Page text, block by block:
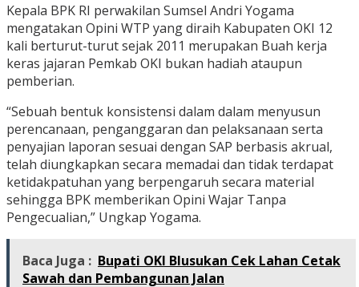
Kepala BPK RI perwakilan Sumsel Andri Yogama
mengatakan Opini WTP yang diraih Kabupaten OKI 12
kali berturut-turut sejak 2011 merupakan Buah kerja
keras jajaran Pemkab OKI bukan hadiah ataupun
pemberian.
“Sebuah bentuk konsistensi dalam dalam menyusun
perencanaan, penganggaran dan pelaksanaan serta
penyajian laporan sesuai dengan SAP berbasis akrual,
telah diungkapkan secara memadai dan tidak terdapat
ketidakpatuhan yang berpengaruh secara material
sehingga BPK memberikan Opini Wajar Tanpa
Pengecualian,” Ungkap Yogama.
Baca Juga : Bupati OKI Blusukan Cek Lahan Cetak
Sawah dan Pembangunan Jalan